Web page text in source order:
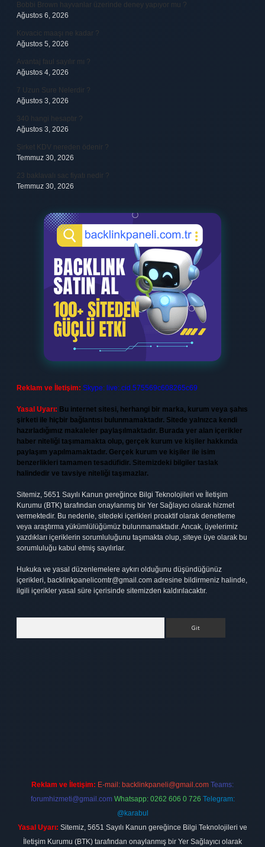
Bobbi Brown hayvanlar üzerinde deney yapıyor mu ?
Ağustos 6, 2026
Kovacic maaşı ne kadar ?
Ağustos 5, 2026
Avantaj faul sayılır mı ?
Ağustos 4, 2026
7 Uzun Sure Nelerdir ?
Ağustos 3, 2026
340 hangi hesaptır ?
Ağustos 3, 2026
Şirket KDV nereden ödenir ?
Temmuz 30, 2026
23 baklavalı sac fiyatı nedir ?
Temmuz 30, 2026
Reklam ve İletişim: Skype: live:.cid.575569c608265c69
Yasal Uyarı: Bu internet sitesi, herhangi bir marka, kurum veya şahıs
şirketi ile hiçbir bağlantısı bulunmamaktadır. Sitede yalnızca kendi
hazırladığımız makaleler paylaşılmaktadır. Burada yer alan içerikler
haber niteliği taşımamakta olup, gerçek kurum ve kişiler hakkında
paylaşım yapılmamaktadır. Gerçek kurum ve kişiler ile isim
benzerlikleri tamamen tesadüfidir. Sitemizdeki bilgiler taslak
halindedir ve tavsiye niteliği taşımazlar.
Sitemiz, 5651 Sayılı Kanun gereğince Bilgi Teknolojileri ve İletişim
Kurumu (BTK) tarafından onaylanmış bir Yer Sağlayıcı olarak hizmet
vermektedir. Bu nedenle, sitedeki içerikleri proaktif olarak denetleme
veya araştırma yükümlülüğümüz bulunmamaktadır. Ancak, üyelerimiz
yazdıkları içeriklerin sorumluluğunu taşımakta olup, siteye üye olarak bu
sorumluluğu kabul etmiş sayılırlar.
Hukuka ve yasal düzenlemelere aykırı olduğunu düşündüğünüz
içerikleri, backlinkpanelicomtr@gmail.com adresine bildirmeniz halinde,
ilgili içerikler yasal süre içerisinde sitemizden kaldırılacaktır.
Reklam ve İletişim: E-mail: backlinkpaneli@gmail.com Teams:
forumhizmeti@gmail.com Whatsapp: 0262 606 0 726 Telegram:
@karabul
Yasal Uyarı: Sitemiz, 5651 Sayılı Kanun gereğince Bilgi Teknolojileri ve
İletişim Kurumu (BTK) tarafından onaylanmış bir Yer Sağlayıcı olarak